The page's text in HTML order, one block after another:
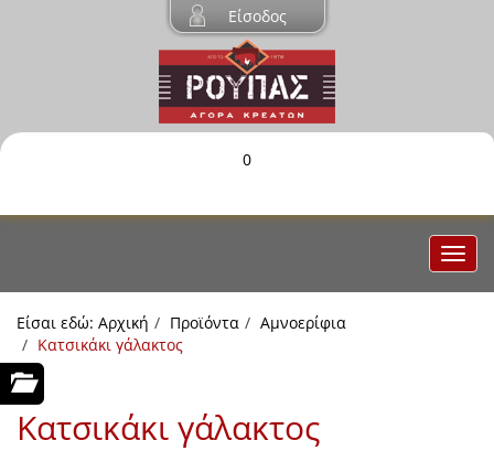
Είσοδος
0
Είσαι εδώ: Αρχική Προϊόντα
Αμνοερίφια
Κατσικάκι γάλακτος
Κατσικάκι γάλακτος